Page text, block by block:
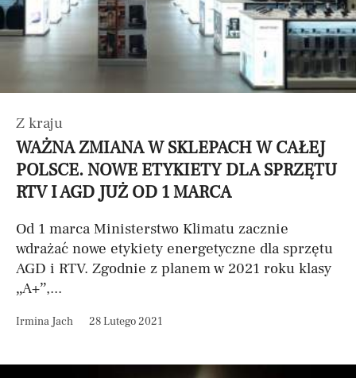
Z kraju
WAŻNA ZMIANA W SKLEPACH W CAŁEJ
POLSCE. NOWE ETYKIETY DLA SPRZĘTU
RTV I AGD JUŻ OD 1 MARCA
Od 1 marca Ministerstwo Klimatu zacznie
wdrażać nowe etykiety energetyczne dla sprzętu
AGD i RTV. Zgodnie z planem w 2021 roku klasy
„A+”,...
Irmina Jach 28 Lutego 2021